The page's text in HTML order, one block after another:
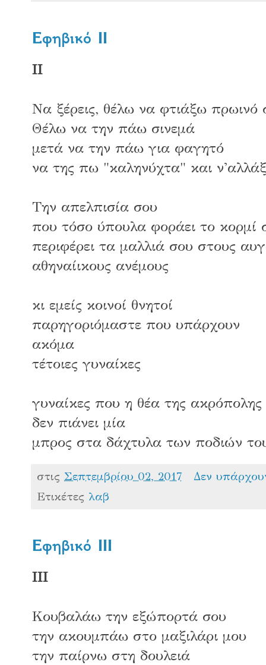
Εφηβικό ΙΙ
ΙΙ
Να ξέρεις, θέλω να φτιάξω πρωινό
Θέλω να την πάω σινεμά
μετά να την πάω για φαγητό
να της πω "καληνύχτα" και
Την απελπισία σου
που τόσο ύπουλα φοράει το κορμί
περιφέρει τα μαλλιά σου στους
αθηναίικους ανέμους
κι εμείς κοινοί θνητοί
παρηγοριόμαστε που υπάρχουν
ακόμα
τέτοιες γυναίκες
γυναίκες που η θέα της ακρόπολης
δεν πιάνει μία
μπρος στα δάχτυλα των ποδιών
στις Σεπτεμβρίου 02, 2017
Δεν
Ετικέτες λαβ
Εφηβικό ΙΙΙ
ΙΙΙ
Κουβαλάω την εξώπορτά σου
την ακουμπάω στο μαξιλάρι μου
την παίρνω στη δουλειά